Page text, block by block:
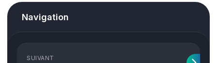
Navigation
SUIVANT